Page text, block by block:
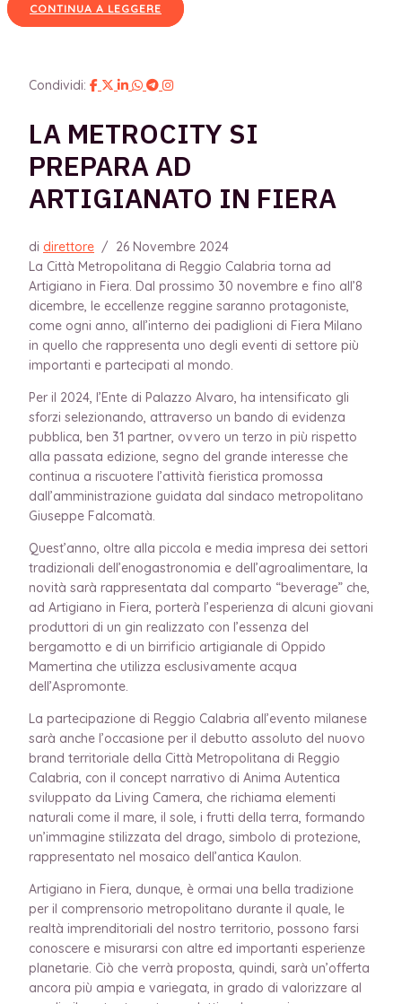
CONTINUA A LEGGERE
Condividi:
LA METROCITY SI
PREPARA AD
ARTIGIANATO IN FIERA
di direttore / 26 Novembre 2024
La Città Metropolitana di Reggio Calabria torna ad
Artigiano in Fiera. Dal prossimo 30 novembre e fino all’8
dicembre, le eccellenze reggine saranno protagoniste,
come ogni anno, all’interno dei padiglioni di Fiera Milano
in quello che rappresenta uno degli eventi di settore più
importanti e partecipati al mondo.
Per il 2024, l’Ente di Palazzo Alvaro, ha intensificato gli
sforzi selezionando, attraverso un bando di evidenza
pubblica, ben 31 partner, ovvero un terzo in più rispetto
alla passata edizione, segno del grande interesse che
continua a riscuotere l’attività fieristica promossa
dall’amministrazione guidata dal sindaco metropolitano
Giuseppe Falcomatà.
Quest’anno, oltre alla piccola e media impresa dei settori
tradizionali dell’enogastronomia e dell’agroalimentare, la
novità sarà rappresentata dal comparto “beverage” che,
ad Artigiano in Fiera, porterà l’esperienza di alcuni giovani
produttori di un gin realizzato con l’essenza del
bergamotto e di un birrificio artigianale di Oppido
Mamertina che utilizza esclusivamente acqua
dell’Aspromonte.
La partecipazione di Reggio Calabria all’evento milanese
sarà anche l’occasione per il debutto assoluto del nuovo
brand territoriale della Città Metropolitana di Reggio
Calabria, con il concept narrativo di Anima Autentica
sviluppato da Living Camera, che richiama elementi
naturali come il mare, il sole, i frutti della terra, formando
un’immagine stilizzata del drago, simbolo di protezione,
rappresentato nel mosaico dell’antica Kaulon.
Artigiano in Fiera, dunque, è ormai una bella tradizione
per il comprensorio metropolitano durante il quale, le
realtà imprenditoriali del nostro territorio, possono farsi
conoscere e misurarsi con altre ed importanti esperienze
planetarie. Ciò che verrà proposta, quindi, sarà un’offerta
ancora più ampia e variegata, in grado di valorizzare al